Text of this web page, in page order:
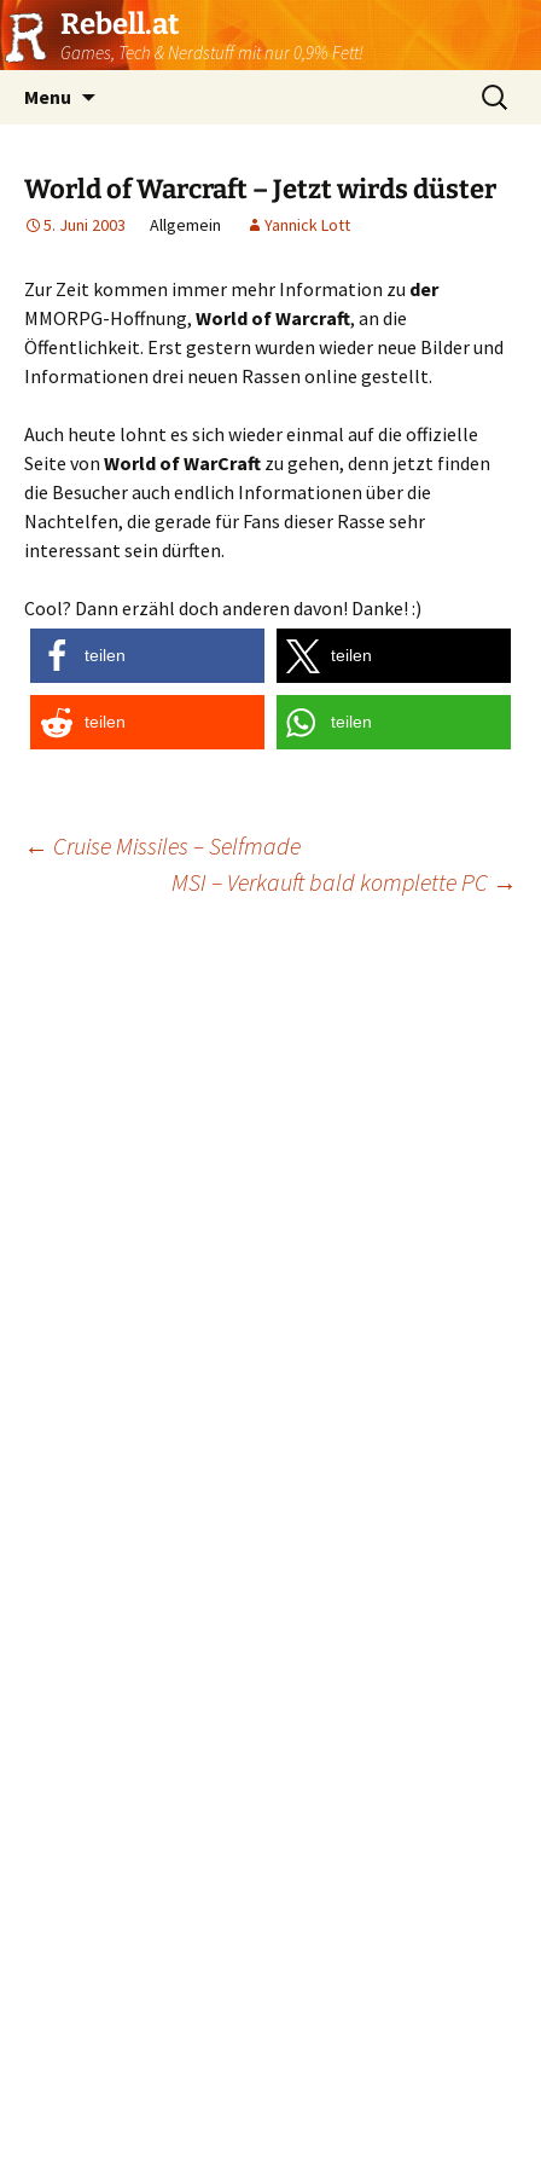
Rebell.at
Games, Tech & Nerdstuff mit nur 0,9% Fett!
Menu
Suchen
nach:
World of Warcraft – Jetzt wirds düster
5. Juni 2003 Allgemein Yannick Lott
Zur Zeit kommen immer mehr Information zu der
MMORPG-Hoffnung, World of Warcraft, an die
Öffentlichkeit. Erst gestern wurden wieder neue Bilder und
Informationen drei neuen Rassen online gestellt.
Auch heute lohnt es sich wieder einmal auf die offizielle
Seite von World of WarCraft zu gehen, denn jetzt finden
die Besucher auch endlich Informationen über die
Nachtelfen, die gerade für Fans dieser Rasse sehr
interessant sein dürften.
Cool? Dann erzähl doch anderen davon! Danke! :)
teilen teilen
teilen teilen
Post
← Cruise Missiles – Selfmade
MSI – Verkauft bald komplette PC →